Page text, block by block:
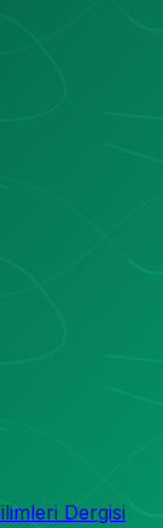
Dergisi